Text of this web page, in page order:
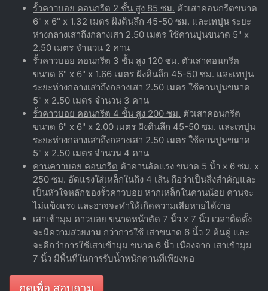
รั้วคาวบอย คอนกรีต 2 ชั้น สูง 85 ซม. ตัวเสาคอนกรีตขนาด
6" x 6" x 1.32 เมตร ฝังดินลึก 45-50 ซม. และเทปูน ระยะ
ห่างกลางเสาถึงกลางเสา 2.50 เมตร ใช้คานปูนขนาด 5" x
2.50 เมตร จำนวน 2 คาน
รั้วคาวบอย คอนกรีต 3 ชั้น สูง 120 ซม. ตัวเสาคอนกรีต
ขนาด 6" x 6" x 1.66 เมตร ฝังดินลึก 45-50 ซม. และเทปูน
ระยะห่างกลางเสาถึงกลางเสา 2.50 เมตร ใช้คานปูนขนาด
5" x 2.50 เมตร จำนวน 3 คาน
รั้วคาวบอย คอนกรีต 4 ชั้น สูง 200 ซม. ตัวเสาคอนกรีต
ขนาด 6" x 6" x 2.00 เมตร ฝังดินลึก 45-50 ซม. และเทปูน
ระยะห่างกลางเสาถึงกลางเสา 2.50 เมตร ใช้คานปูนขนาด
5" x 2.50 เมตร จำนวน 4 คาน
คานคาวบอย คอนกรีต ตัวคานอัดแรง ขนาด 5 นิ้ว x 6 ซม. x
250 ซม. อัดแรงใส่เหล็กในถึง 4 เส้น ถือว่าเป็นสิ่งสำคัญและ
เป็นหัวใจหลักของรั้วคาวบอย หากเหล็กในคานน้อย คานจะ
ไม่แข็งแรง และอาจจะทำให้เกิดความเสียหายได้ง่าย
เสาเข้ามุม คาวบอย ขนาดหน้าตัด 7 นิ้ว x 7 นิ้ว เวลาติดตั้ง
จะมีความสวยงาม กว่าการใช้ เสาขนาด 6 นิ้ว 2 ต้นคู่ และ
จะดีกว่าการใช้เสาเข้ามุม ขนาด 6 นิ้ว เนื่องจาก เสาเข้ามุม
7 นิ้ว มีพื้นที่ในการรับน้ำหนักคานที่เพียงพอ
กดเพื่อ สอบถาม